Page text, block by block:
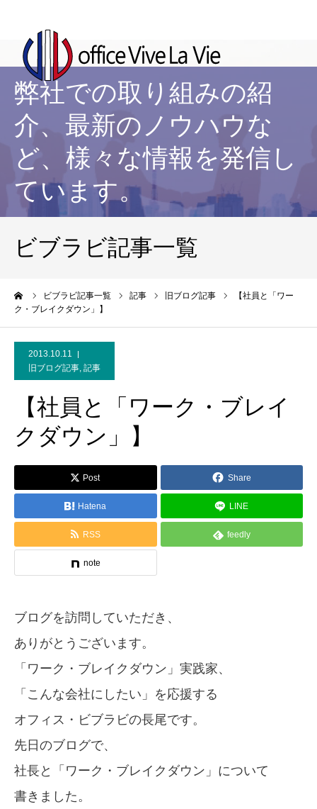
弊社での取り組みの紹
介、最新のノウハウな
ど、様々な情報を発信し
ています。
ビブラビ記事一覧
ビブラビ記事一覧 記事 旧ブログ記事
【社員と「ワー
ク・ブレイクダウン」】
2013.10.11
旧ブログ記事, 記事
【社員と「ワーク・ブレイ
クダウン」】
Post Share
Hatena LINE
RSS feedly
note
ブログを訪問していただき、
ありがとうございます。
「ワーク・ブレイクダウン」実践家、
「こんな会社にしたい」を応援する
オフィス・ビブラビの長尾です。
先日のブログで、
社長と「ワーク・ブレイクダウン」について
書きました。